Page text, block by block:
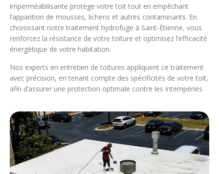
imperméabilisante protège votre toit tout en empêchant
l’apparition de mousses, lichens et autres contaminants. En
choisissant notre traitement hydrofuge à Saint-Étienne, vous
renforcez la résistance de votre toiture et optimisez l’efficacité
énergétique de votre habitation.
Nos experts en entretien de toitures appliquent ce traitement
avec précision, en tenant compte des spécificités de votre toit,
afin d’assurer une protection optimale contre les intempéries.